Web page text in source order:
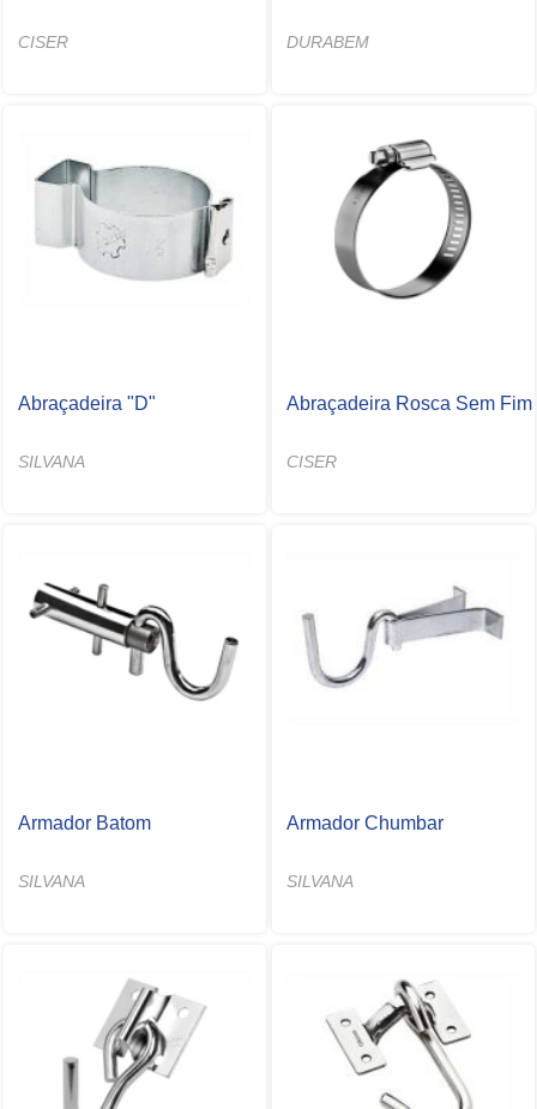
CISER DURABEM
Abraçadeira "D"
SILVANA
Abraçadeira Rosca Sem Fim
CISER
Armador Batom
SILVANA
Armador Chumbar
SILVANA